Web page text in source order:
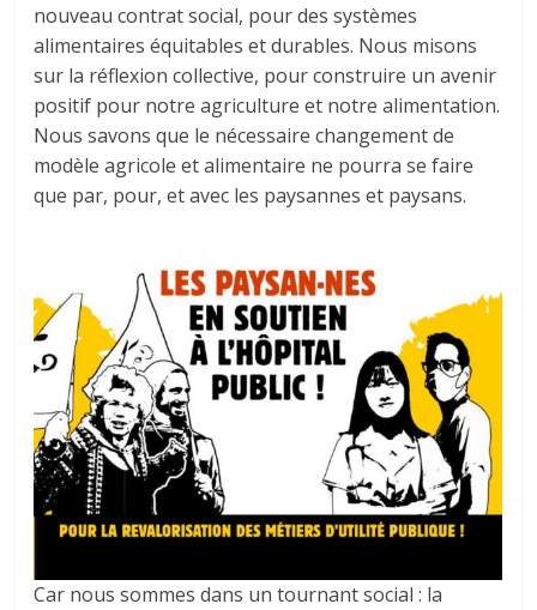
nouveau contrat social, pour des systèmes
alimentaires équitables et durables. Nous misons
sur la réflexion collective, pour construire un avenir
positif pour notre agriculture et notre alimentation.
Nous savons que le nécessaire changement de
modèle agricole et alimentaire ne pourra se faire
que par, pour, et avec les paysannes et paysans.
Car nous sommes dans un tournant social : la